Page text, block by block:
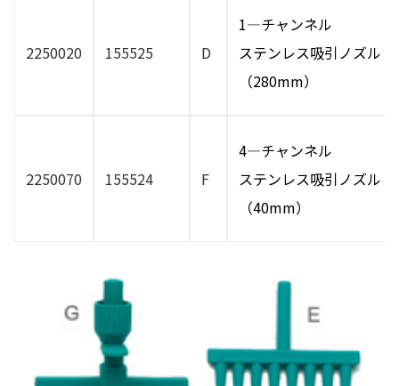
2250020 155525 D
1―チャンネル
ステンレス吸引ノズル
（280mm）
2250070 155524 F
4―チャンネル
ステンレス吸引ノズル
（40mm）